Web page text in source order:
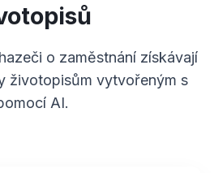
o zaměstnání získávají
životopisům vytvořeným s
AI.